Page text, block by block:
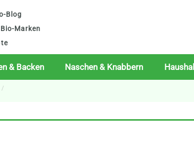
Blog
Marken
& Backen Naschen & Knabbern